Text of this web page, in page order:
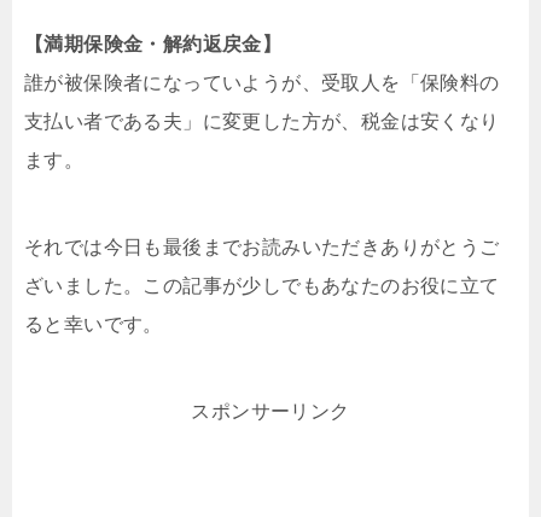
【満期保険金・解約返戻金】
誰が被保険者になっていようが、受取人を「保険料の
支払い者である夫」に変更した方が、税金は安くなり
ます。
それでは今日も最後までお読みいただきありがとうご
ざいました。この記事が少しでもあなたのお役に立て
ると幸いです。
スポンサーリンク